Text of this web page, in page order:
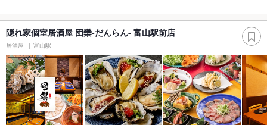
隠れ家個室居酒屋 団欒-だんらん- 富山駅前店
居酒屋 富山駅